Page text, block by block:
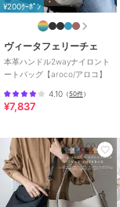
¥200ｸｰﾎﾟﾝ
ヴィータフェリーチェ
本革ハンドル2wayナイロント
ートバッグ【aroco/アロコ】
4.10 （50件）
¥7,837